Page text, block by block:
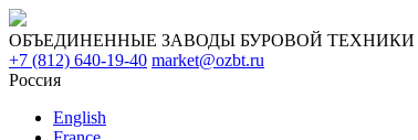
ОБЪЕДИНЕННЫЕ ЗАВОДЫ БУРОВОЙ ТЕХНИКИ
+7 (812) 640-19-40 market@ozbt.ru
Россия
English